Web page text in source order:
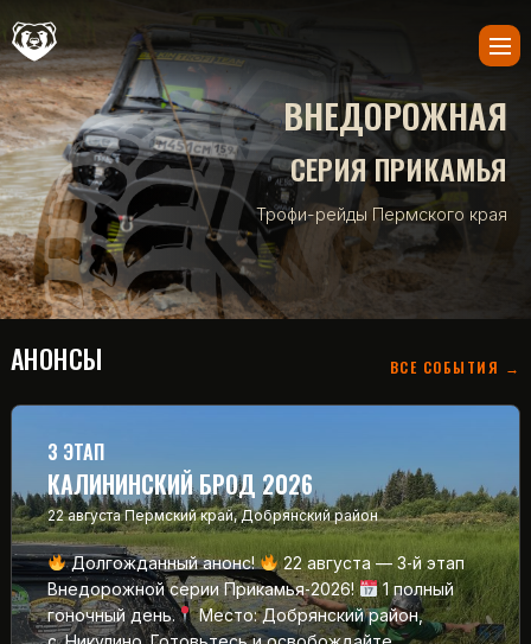
ВНЕДОРОЖНАЯ
СЕРИЯ ПРИКАМЬЯ
Трофи-рейды Пермского края
АНОНСЫ ВСЕ СОБЫТИЯ →
3 ЭТАП
КАЛИНИНСКИЙ БРОД 2026
22 августа Пермский край, Добрянский район
Долгожданный анонс!
22 августа — 3‑й этап
Внедорожной серии Прикамья‑2026!
1 полный
гоночный день.
Место: Добрянский район,